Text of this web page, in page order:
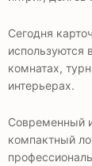
Сегодня
используются
комнатах,
интерьерах.
Современный
компактный